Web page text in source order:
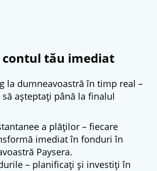
contul tău imediat
la dumneavoastră în timp real –
așteptați până la finalul
a plăților – fiecare
imediat în fonduri în
Paysera.
– planificați și investiți în